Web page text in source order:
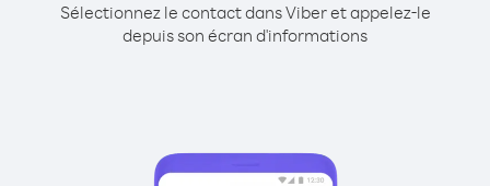
Sélectionnez le contact dans Viber et appelez-le
depuis son écran d'informations